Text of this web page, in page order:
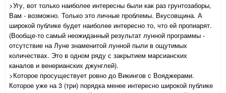
>Угу, вот только наиболее интересны были как раз грунтозаборы,
Вам - возможно. Только это личные проблемы. Вкусовщина. А
широкой публике будет наиболее интересно то, что ей пропиарят.
(Вообще-то самый неожиданный результат лунной программы -
отсутствие на Луне знаменитой лунной пыли в ощутимых
количествах. Это в одном ряду с закрытием марсианских
каналов и венерианских джунглей).
>Которое просуществует ровно до Викингов с Вояджерами.
Которое уже на 3 (три) порядка менее интересно широкой публике